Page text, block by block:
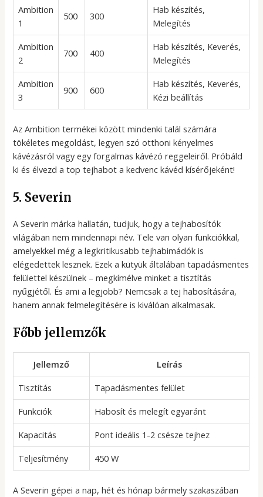
Ambition
1
500 300
Hab készítés,
Melegítés
Ambition
2
700 400
Hab készítés, Keverés,
Melegítés
Ambition
3
900 600
Hab készítés, Keverés,
Kézi beállítás
Az Ambition termékei között mindenki talál számára
tökéletes megoldást, legyen szó otthoni kényelmes
kávézásról vagy egy forgalmas kávézó reggeleiről. Próbáld
ki és élvezd a top tejhabot a kedvenc kávéd kísérőjeként!
5. Severin
A Severin márka hallatán, tudjuk, hogy a tejhabosítók
világában nem mindennapi név. Tele van olyan funkciókkal,
amelyekkel még a legkritikusabb tejhabimádók is
elégedettek lesznek. Ezek a kütyük általában tapadásmentes
felülettel készülnek – megkímélve minket a tisztítás
nyűgjétől. És ami a legjobb? Nemcsak a tej habosítására,
hanem annak felmelegítésére is kiválóan alkalmasak.
Főbb jellemzők
Jellemző
Leírás
Tisztítás
Tapadásmentes felület
Funkciók
Habosít és melegít egyaránt
Kapacitás
Pont ideális 1-2 csésze tejhez
Teljesítmény
450 W
A Severin gépei a nap, hét és hónap bármely szakaszában